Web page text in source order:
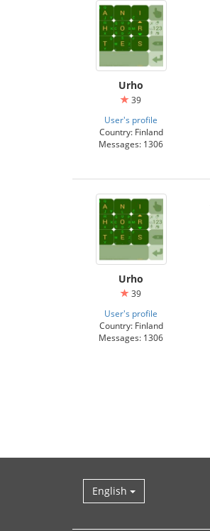
Urho
39
User's profile
Country: Finland
Messages: 1306
Urho
39
User's profile
Country: Finland
Messages: 1306
English